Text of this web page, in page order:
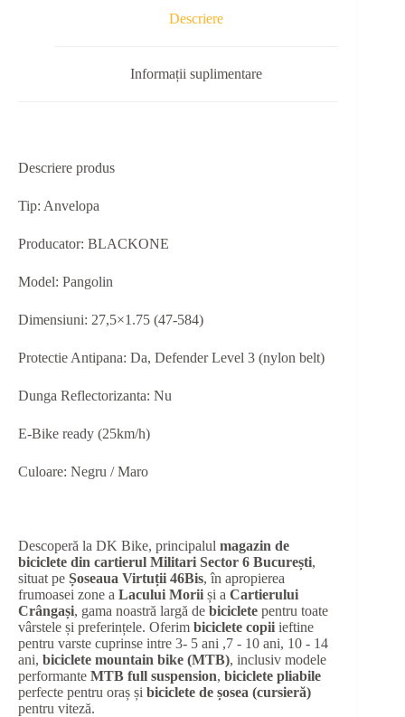
Descriere
Informații suplimentare
Descriere produs
Tip: Anvelopa
Producator: BLACKONE
Model: Pangolin
Dimensiuni: 27,5×1.75 (47-584)
Protectie Antipana: Da, Defender Level 3 (nylon belt)
Dunga Reflectorizanta: Nu
E-Bike ready (25km/h)
Culoare: Negru / Maro
Descoperă la DK Bike, principalul magazin de
biciclete din cartierul Militari Sector 6 București,
situat pe Șoseaua Virtuții 46Bis, în apropierea
frumoasei zone a Lacului Morii și a Cartierului
Crângași, gama noastră largă de biciclete pentru toate
vârstele și preferințele. Oferim biciclete copii ieftine
pentru varste cuprinse intre 3- 5 ani ,7 - 10 ani, 10 - 14
ani, biciclete mountain bike (MTB), inclusiv modele
performante MTB full suspension, biciclete pliabile
perfecte pentru oraș și biciclete de șosea (cursieră)
pentru viteză.